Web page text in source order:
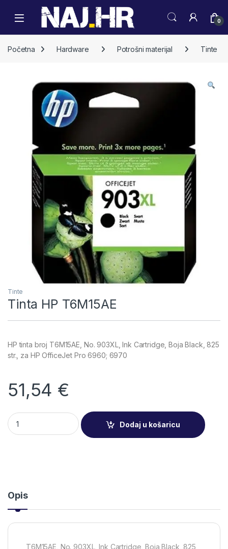
Skip to navigation
Skip to content
0
Početna Hardware Potrošni materijal Tinte
Tinte
Tinta HP T6M15AE
HP tinta broj T6M15AE, No. 903XL, Ink Cartridge, Boja Black, 825
str., za HP OfficeJet Pro 6960; 6970
51,54 €
Tinta HP T6M15AE quantity
Dodaj u košaricu
Opis
T6M15AE, No. 903XL, Ink Cartridge, Boja Black, 825